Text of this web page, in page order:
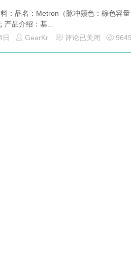
：品名：Metron（脉冲颜色：棕色容
产品介绍：基…
GearKr 评论已关闭 9649